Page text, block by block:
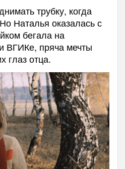
трубку, когда
Наталья оказалась с
бегала на
ВГИКе, пряча мечты
глаз отца.